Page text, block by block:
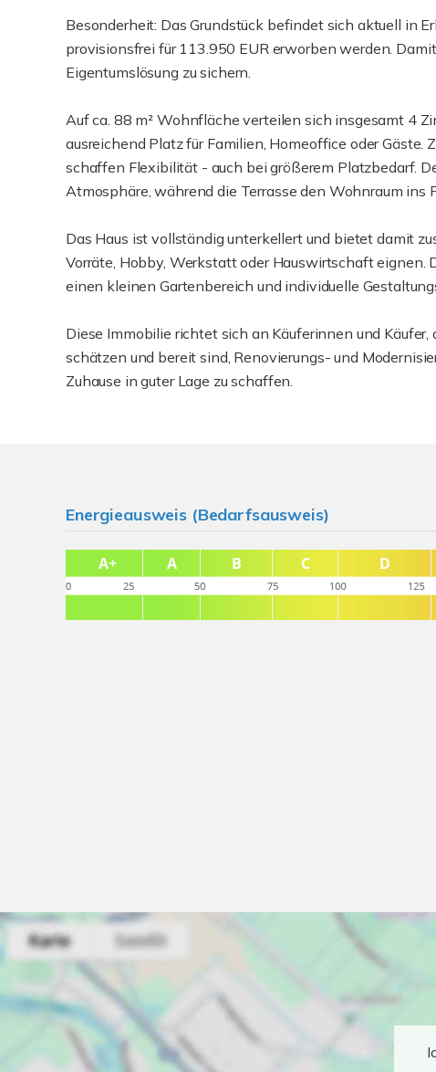
Besonderheit: Das Grundstück befindet sich aktuell in
provisionsfrei für 113.950 EUR erworben werden.
Eigentumslösung zu sichern.
Auf ca. 88 m² Wohnfläche verteilen sich insgesamt 4
ausreichend Platz für Familien, Homeoffice oder
schaffen Flexibilität - auch bei größerem Platzbedarf.
Atmosphäre, während die Terrasse den Wohnraum ins
Das Haus ist vollständig unterkellert und bietet damit
Vorräte, Hobby, Werkstatt oder Hauswirtschaft eignen.
einen kleinen Gartenbereich und individuelle
Diese Immobilie richtet sich an Käuferinnen und
schätzen und bereit sind, Renovierungs- und
Zuhause in guter Lage zu schaffen.
Energieausweis (Bedarfsausweis)